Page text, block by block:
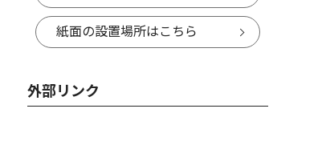
紙面の設置場所はこちら
外部リンク